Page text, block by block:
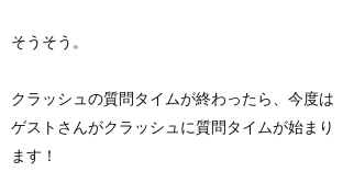
そうそう。
クラッシュの質問タイムが終わったら、今度は
ゲストさんがクラッシュに質問タイムが始まり
ます！